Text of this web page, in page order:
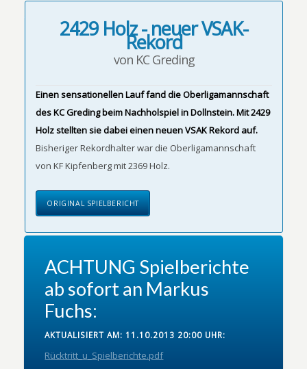
2429 Holz - neuer VSAK-
Rekord
von KC Greding
Einen sensationellen Lauf fand die Oberligamannschaft
des KC Greding beim Nachholspiel in Dollnstein. Mit 2429
Holz stellten sie dabei einen neuen VSAK Rekord auf.
Bisheriger Rekordhalter war die Oberligamannschaft
von KF Kipfenberg mit 2369 Holz.
ORIGINAL SPIELBERICHT
ACHTUNG Spielberichte
ab sofort an Markus
Fuchs:
AKTUALISIERT AM: 11.10.2013 20:00 UHR:
Rücktritt_u_Spielberichte.pdf